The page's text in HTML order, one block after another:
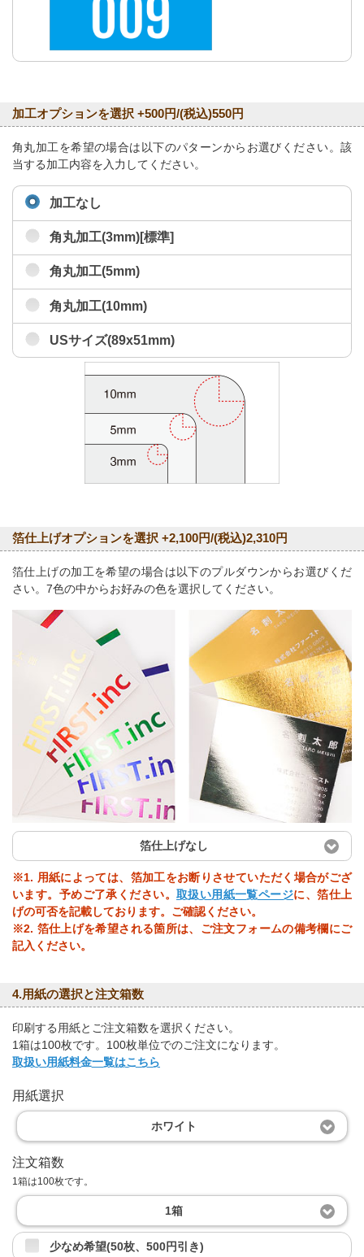
加工オプションを選択 +500円/(税込)550円
角丸加工を希望の場合は以下のパターンからお選びください。該
当する加工内容を入力してください。
加工なし
角丸加工(3mm)[標準]
角丸加工(5mm)
角丸加工(10mm)
USサイズ(89x51mm)
箔仕上げオプションを選択 +2,100円/(税込)2,310円
箔仕上げの加工を希望の場合は以下のプルダウンからお選びくだ
さい。7色の中からお好みの色を選択してください。
箔仕上げなし
※1. 用紙によっては、箔加工をお断りさせていただく場合がござ
います。予めご了承ください。 取扱い用紙一覧ページに、箔仕上
げの可否を記載しております。ご確認ください。
※2. 箔仕上げを希望される箇所は、ご注文フォームの備考欄にご
記入ください。
4.用紙の選択と注文箱数
印刷する用紙とご注文箱数を選択ください。
1箱は100枚です。100枚単位でのご注文になります。
取扱い用紙料金一覧はこちら
用紙選択
ホワイト
注文箱数
1箱は100枚です。
1箱
少なめ希望(50枚、500円引き)